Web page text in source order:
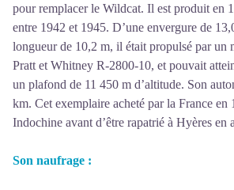
pour remplacer le Wildcat. Il est produit en
entre 1942 et 1945. D’une envergure de
longueur de 10,2 m, il était propulsé par un
Pratt et Whitney R-2800-10, et pouvait
un plafond de 11 450 m d’altitude. Son
km. Cet exemplaire acheté par la France en
Indochine avant d’être rapatrié à Hyères en
Son naufrage :